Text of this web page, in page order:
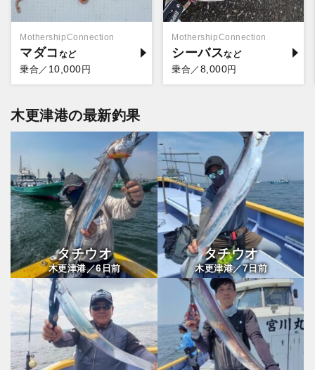
MothershipConnection
マダコ
乗合／ 10,000円
MothershipConnection
シーバス
乗合／ 8,000円
木更津港の最新釣果
タチウオ
木更津港／6日前
タチウオ
木更津港／7日前